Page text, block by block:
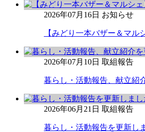
2026年07月16日 お知らせ
【みどり一本バザー＆マル
2026年07月10日 取組報告
暮らし・活動報告、献立紹
2026年06月21日 取組報告
暮らし・活動報告を更新し